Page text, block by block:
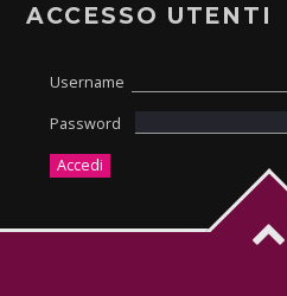
ACCESSO UTENTI
Username
Password